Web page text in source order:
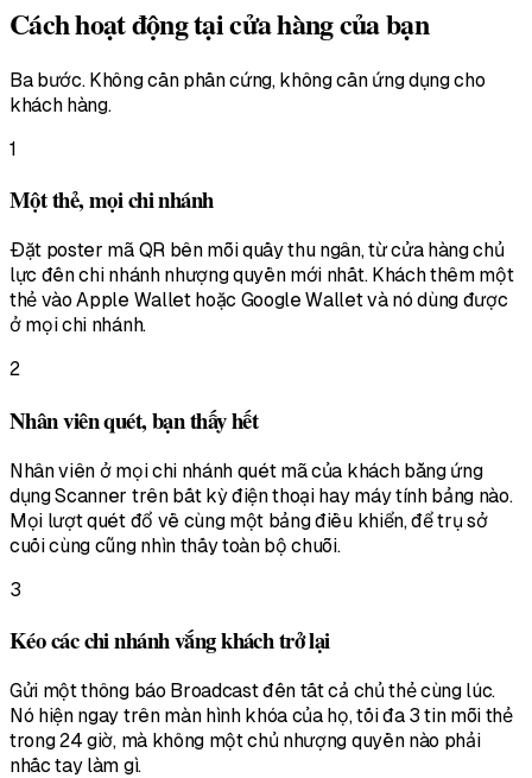
Cách hoạt động tại cửa hàng của bạn
Ba bước. Không cần phần cứng, không cần ứng dụng cho
khách hàng.
1
Một thẻ, mọi chi nhánh
Đặt poster mã QR bên mỗi quầy thu ngân, từ cửa hàng chủ
lực đến chi nhánh nhượng quyền mới nhất. Khách thêm một
thẻ vào Apple Wallet hoặc Google Wallet và nó dùng được
ở mọi chi nhánh.
2
Nhân viên quét, bạn thấy hết
Nhân viên ở mọi chi nhánh quét mã của khách bằng ứng
dụng Scanner trên bất kỳ điện thoại hay máy tính bảng nào.
Mọi lượt quét đổ về cùng một bảng điều khiển, để trụ sở
cuối cùng cũng nhìn thấy toàn bộ chuỗi.
3
Kéo các chi nhánh vắng khách trở lại
Gửi một thông báo Broadcast đến tất cả chủ thẻ cùng lúc.
Nó hiện ngay trên màn hình khóa của họ, tối đa 3 tin mỗi thẻ
trong 24 giờ, mà không một chủ nhượng quyền nào phải
nhấc tay làm gì.